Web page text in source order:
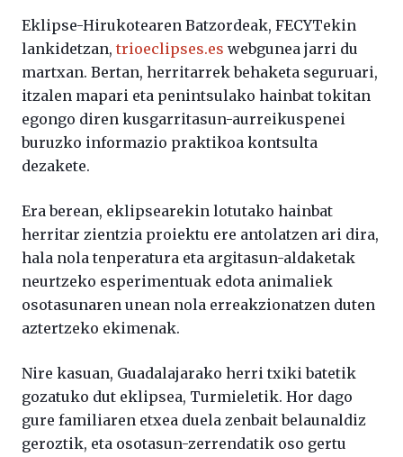
Eklipse-Hirukotearen Batzordeak, FECYTekin
lankidetzan, trioeclipses.es webgunea jarri du
martxan. Bertan, herritarrek behaketa seguruari,
itzalen mapari eta penintsulako hainbat tokitan
egongo diren kusgarritasun-aurreikuspenei
buruzko informazio praktikoa kontsulta
dezakete.
Era berean, eklipsearekin lotutako hainbat
herritar zientzia proiektu ere antolatzen ari dira,
hala nola tenperatura eta argitasun-aldaketak
neurtzeko esperimentuak edota animaliek
osotasunaren unean nola erreakzionatzen duten
aztertzeko ekimenak.
Nire kasuan, Guadalajarako herri txiki batetik
gozatuko dut eklipsea, Turmieletik. Hor dago
gure familiaren etxea duela zenbait belaunaldiz
geroztik, eta osotasun-zerrendatik oso gertu